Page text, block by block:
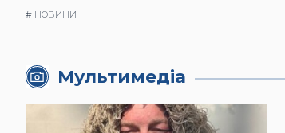
# НОВИНИ
Мультимедіа